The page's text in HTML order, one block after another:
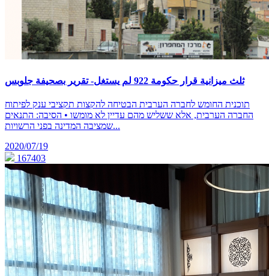
ثلث ميزانية قرار حكومة 922 لم يستغل- تقرير بصحيفة جلوبس
תוכנית החומש לחברה הערבית הבטיחה להקצות תקציבי ענק לפיתוח
החברה הערבית, אלא ששליש מהם עדיין לא מומשו • הסיבה: התנאים
שמציבה המדינה בפני הרשויות...
2020/07/19
167403